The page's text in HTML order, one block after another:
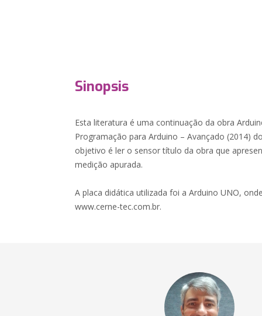
Sinopsis
Esta literatura é uma continuação da obra
Programação para Arduino – Avançado (2014)
objetivo é ler o sensor título da obra que
medição apurada.
A placa didática utilizada foi a Arduino UNO,
www.cerne-tec.com.br.